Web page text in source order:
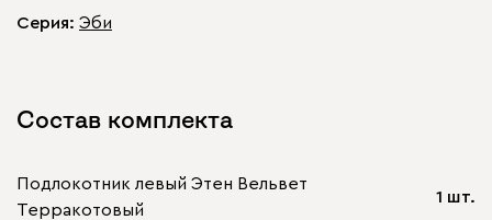
Серия: Эби
Состав комплекта
Подлокотник левый Этен Вельвет
Терракотовый
1 шт.